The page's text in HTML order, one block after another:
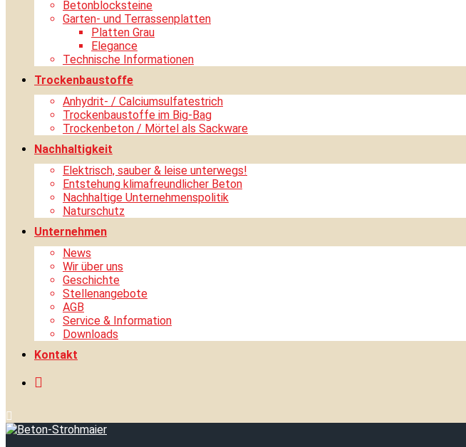
Betonblocksteine
Garten- und Terrassenplatten
Platten Grau
Elegance
Technische Informationen
Trockenbaustoffe
Anhydrit- / Calciumsulfatestrich
Trockenbaustoffe im Big-Bag
Trockenbeton / Mörtel als Sackware
Nachhaltigkeit
Elektrisch, sauber & leise unterwegs!
Entstehung klimafreundlicher Beton
Nachhaltige Unternehmenspolitik
Naturschutz
Unternehmen
News
Wir über uns
Geschichte
Stellenangebote
AGB
Service & Information
Downloads
Kontakt